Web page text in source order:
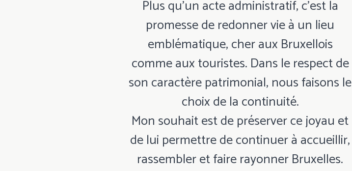
Plus qu’un acte administratif, c’est la
promesse de redonner vie à un lieu
emblématique, cher aux Bruxellois
comme aux touristes. Dans le respect de
son caractère patrimonial, nous faisons le
choix de la continuité.
Mon souhait est de préserver ce joyau et
de lui permettre de continuer à accueillir,
rassembler et faire rayonner Bruxelles.